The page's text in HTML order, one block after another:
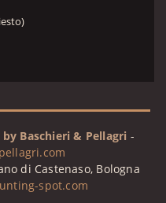
Baschieri & Pellagri -
di Castenaso, Bologna
spot.com